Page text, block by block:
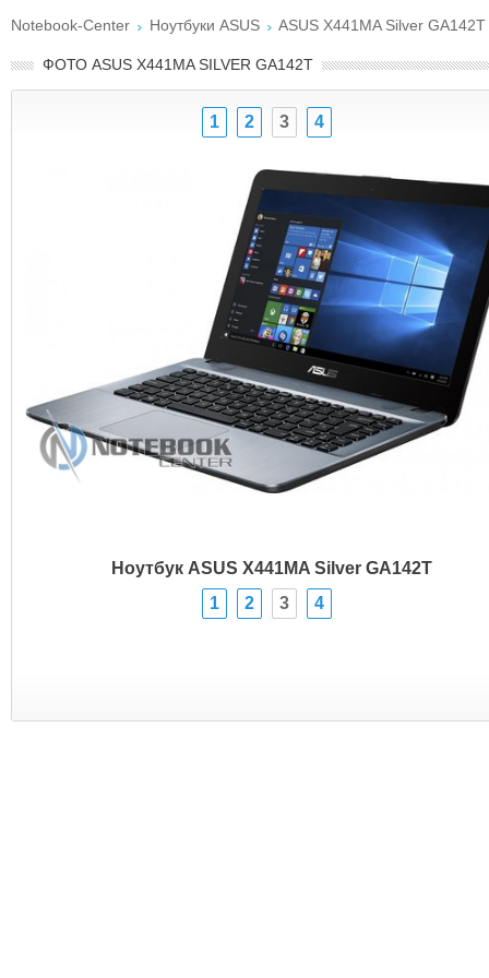
Notebook-Center Ноутбуки ASUS ASUS X441MA Silver GA142T
ФОТО ASUS X441MA SILVER GA142T
1 2 3 4
Ноутбук ASUS X441MA Silver GA142T
1
2 3 4